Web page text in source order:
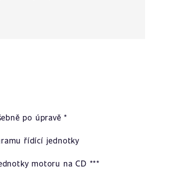
po úpravě *
řídící jednotky
motoru na CD ***